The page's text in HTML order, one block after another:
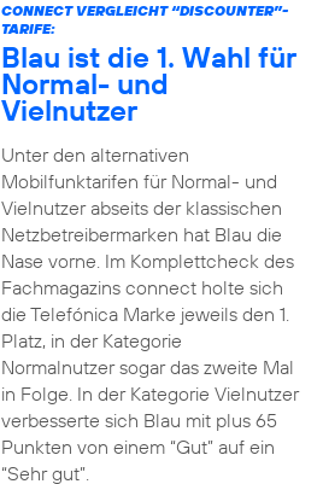
CONNECT VERGLEICHT “DISCOUNTER”-
TARIFE:
Blau ist die 1. Wahl für
Normal- und
Vielnutzer
Unter den alternativen
Mobilfunktarifen für Normal- und
Vielnutzer abseits der klassischen
Netzbetreibermarken hat Blau die
Nase vorne. Im Komplettcheck des
Fachmagazins connect holte sich
die Telefónica Marke jeweils den 1.
Platz, in der Kategorie
Normalnutzer sogar das zweite Mal
in Folge. In der Kategorie Vielnutzer
verbesserte sich Blau mit plus 65
Punkten von einem “Gut” auf ein
“Sehr gut”.